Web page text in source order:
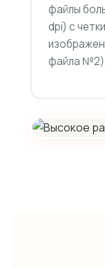
файлы
dpi) с
файла №2).